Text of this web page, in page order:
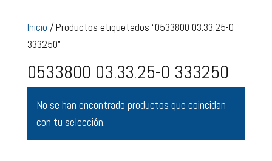
Inicio / Productos etiquetados “0533800 03.33.25-0
333250”
0533800 03.33.25-0 333250
No se han encontrado productos que coincidan
con tu selección.